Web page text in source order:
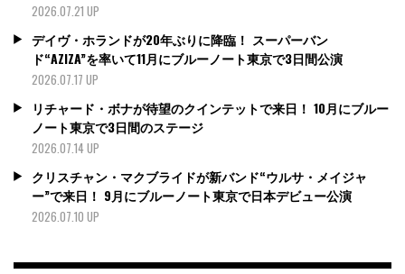
2026.07.21 UP
デイヴ・ホランドが20年ぶりに降臨！ スーパーバン
ド“AZIZA”を率いて11月にブルーノート東京で3日間公演
2026.07.17 UP
リチャード・ボナが待望のクインテットで来日！ 10月にブルー
ノート東京で3日間のステージ
2026.07.14 UP
クリスチャン・マクブライドが新バンド“ウルサ・メイジャ
ー”で来日！ 9月にブルーノート東京で日本デビュー公演
2026.07.10 UP